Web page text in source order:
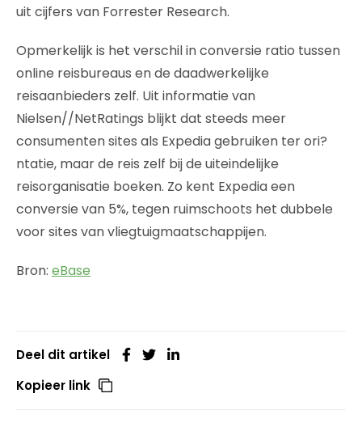
uit cijfers van Forrester Research.
Opmerkelijk is het verschil in conversie ratio tussen
online reisbureaus en de daadwerkelijke
reisaanbieders zelf. Uit informatie van
Nielsen//NetRatings blijkt dat steeds meer
consumenten sites als Expedia gebruiken ter ori?
ntatie, maar de reis zelf bij de uiteindelijke
reisorganisatie boeken. Zo kent Expedia een
conversie van 5%, tegen ruimschoots het dubbele
voor sites van vliegtuigmaatschappijen.
Bron: eBase
Deel dit artikel
Kopieer link